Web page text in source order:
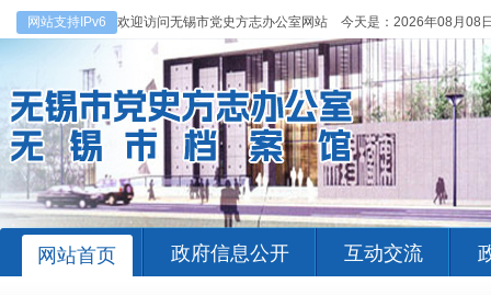
网站支持IPv6 欢迎访问无锡市党史方志办公室网站 今天是： 2026年08月08
网站首页 政府信息公开 互动交流